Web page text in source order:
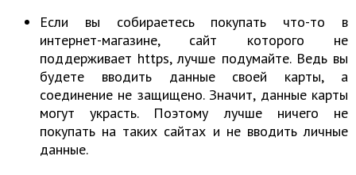
Если вы собираетесь покупать что-то в
интернет-магазине, сайт которого не
поддерживает https, лучше подумайте. Ведь вы
будете вводить данные своей карты, а
соединение не защищено. Значит, данные карты
могут украсть. Поэтому лучше ничего не
покупать на таких сайтах и не вводить личные
данные.